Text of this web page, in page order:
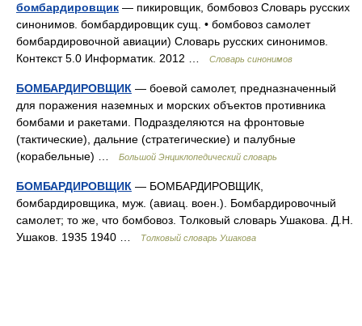
бомбардировщик — пикировщик, бомбовоз Словарь русских
синонимов. бомбардировщик сущ. • бомбовоз самолет
бомбардировочной авиации) Словарь русских синонимов.
Контекст 5.0 Информатик. 2012 …
Словарь синонимов
БОМБАРДИРОВЩИК — боевой самолет, предназначенный
для поражения наземных и морских объектов противника
бомбами и ракетами. Подразделяются на фронтовые
(тактические), дальние (стратегические) и палубные
(корабельные) …
Большой Энциклопедический словарь
БОМБАРДИРОВЩИК — БОМБАРДИРОВЩИК,
бомбардировщика, муж. (авиац. воен.). Бомбардировочный
самолет; то же, что бомбовоз. Толковый словарь Ушакова. Д.Н.
Ушаков. 1935 1940 …
Толковый словарь Ушакова